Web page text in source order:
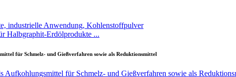
Halbgraphit-Erdölprodukte ...
für Schmelz- und Gießverfahren sowie als Reduktionsmittel